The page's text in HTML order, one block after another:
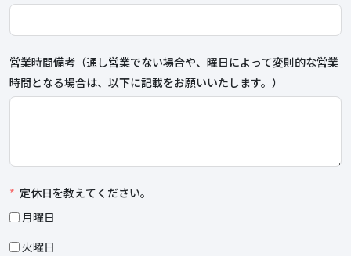
営業時間備考（通し営業でない場合や、曜日によって変則的な営業
時間となる場合は、以下に記載をお願いいたします。）
定休日を教えてください。
月曜日
火曜日